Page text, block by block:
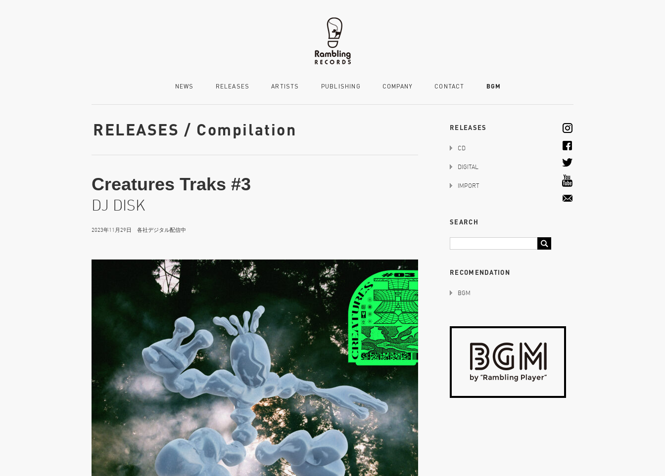
NEWS RELEASES ARTISTS PUBLISHING COMPANY CONTACT BGM
RELEASES / Compilation
Creatures Traks #3
DJ DISK
2023年11月29日 各社デジタル配信中
RELEASES
CD
DIGITAL
IMPORT
SEARCH
RECOMENDATION
BGM